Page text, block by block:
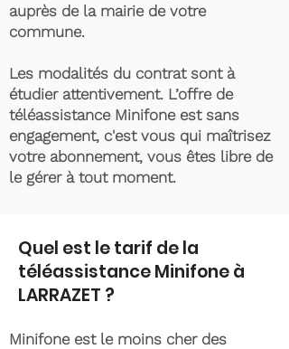
auprès de la mairie de votre
commune.
Les modalités du contrat sont à
étudier attentivement. L’offre de
téléassistance Minifone est sans
engagement, c'est vous qui maîtrisez
votre abonnement, vous êtes libre de
le gérer à tout moment.
Quel est le tarif de la
téléassistance Minifone à
LARRAZET ?
Minifone est le moins cher des